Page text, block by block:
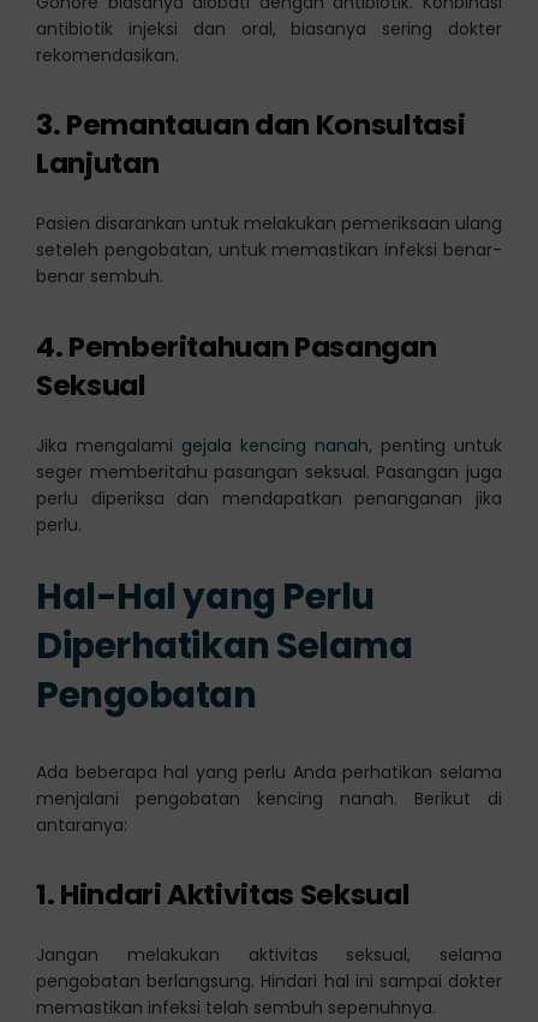
antibiotik injeksi dan oral, biasanya sering dokter
rekomendasikan.
3. Pemantauan dan Konsultasi
Lanjutan
Pasien disarankan untuk melakukan pemeriksaan ulang
seteleh pengobatan, untuk memastikan infeksi benar-
benar sembuh.
4. Pemberitahuan Pasangan
Seksual
Jika mengalami gejala kencing nanah, penting untuk
seger memberitahu pasangan seksual. Pasangan juga
perlu diperiksa dan mendapatkan penanganan jika
perlu.
Hal-Hal yang Perlu
Diperhatikan Selama
Pengobatan
Ada beberapa hal yang perlu Anda perhatikan selama
menjalani pengobatan kencing nanah. Berikut di
antaranya:
1. Hindari Aktivitas Seksual
Jangan melakukan aktivitas seksual, selama
pengobatan berlangsung. Hindari hal ini sampai dokter
memastikan infeksi telah sembuh sepenuhnya.